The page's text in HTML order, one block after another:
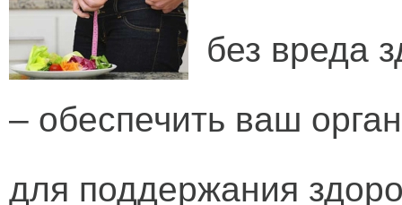
без вреда
– обеспечить ваш
для поддержания